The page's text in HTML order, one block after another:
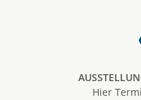
Hier